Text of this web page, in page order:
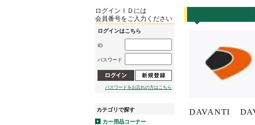
ログインＩＤには
会員番号をご入力ください
ログインはこちら
ID
パスワード
パスワードをお忘れの方はこちら
カテゴリで探す
カー用品コーナー
DAVANTI